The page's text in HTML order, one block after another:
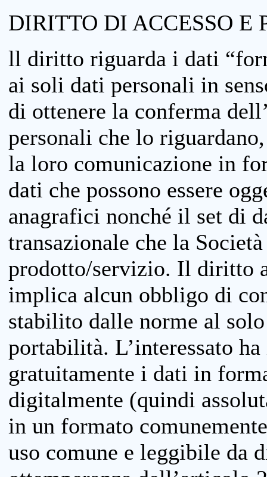
DIRITTO DI ACCESSO
ll diritto riguarda i dati
ai soli dati personali in
di ottenere la conferma
personali che lo
la loro comunicazione in
dati che possono essere
anagrafici nonché il set di
transazionale che la
prodotto/servizio. Il diritto
implica alcun obbligo di
stabilito dalle norme al
portabilità. L’interessato
gratuitamente i dati in
digitalmente (quindi
in un formato
uso comune e leggibile da